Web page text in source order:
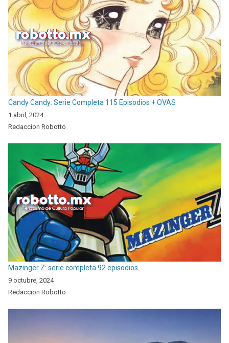
Candy Candy: Serie Completa 115 Episodios + OVAS
1 abril, 2024
Redaccion Robotto
Mazinger Z: serie completa 92 episodios.
9 octubre, 2024
Redaccion Robotto